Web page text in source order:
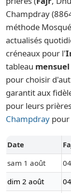
Champdray
méthode
actualisés
créneaux pour l'
tableau mensuel
pour choisir
garantit aux
pour leurs
Champdray
Date
sam 1 août
dim 2 août